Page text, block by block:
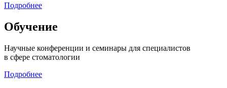
Подробнее
Обучение
Научные конференции и семинары для специалистов
в сфере стоматологии
Подробнее